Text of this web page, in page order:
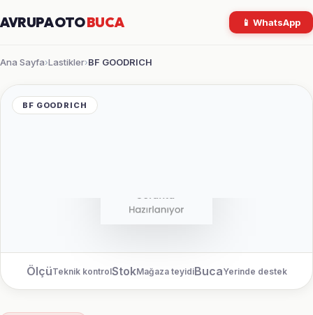
AVRUPA OTOBUCA 📱 WhatsApp
Ana Sayfa›Lastikler›BF GOODRICH
BF GOODRICH
ÖlçüTeknik kontrolStokMağaza teyidiBucaYerinde destek